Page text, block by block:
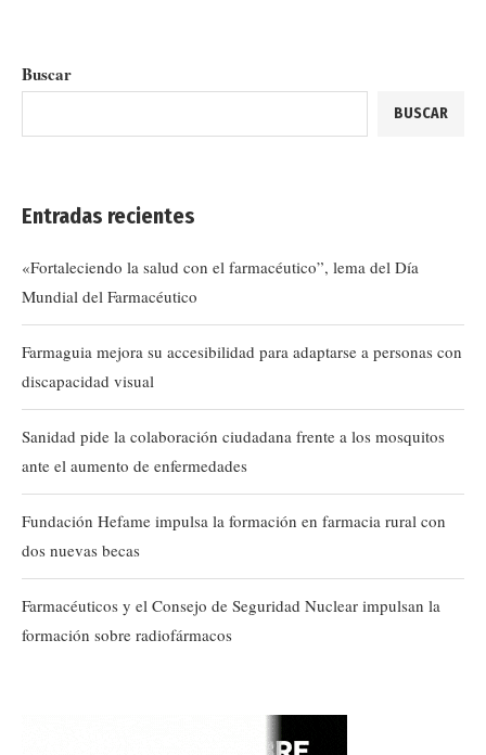
Buscar
BUSCAR
Entradas recientes
«Fortaleciendo la salud con el farmacéutico”, lema del Día
Mundial del Farmacéutico
Farmaguia mejora su accesibilidad para adaptarse a personas con
discapacidad visual
Sanidad pide la colaboración ciudadana frente a los mosquitos
ante el aumento de enfermedades
Fundación Hefame impulsa la formación en farmacia rural con
dos nuevas becas
Farmacéuticos y el Consejo de Seguridad Nuclear impulsan la
formación sobre radiofármacos